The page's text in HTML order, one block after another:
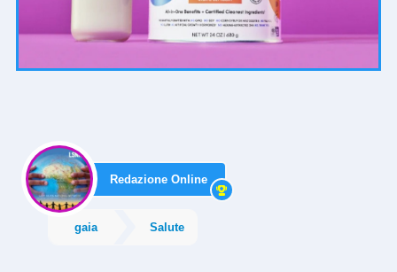
Redazione Online
gaia Salute